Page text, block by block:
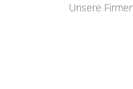
Unsere